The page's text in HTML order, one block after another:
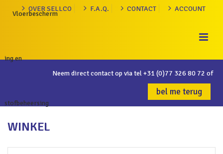
OVER SELLCO F.A.Q. CONTACT ACCOUNT
Neem direct contact op via tel+31 (0)77 326 80 72 of
bel me terug
WINKEL